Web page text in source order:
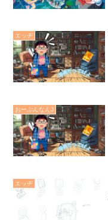
エッヂ
おーぷんなんJ
エッヂ